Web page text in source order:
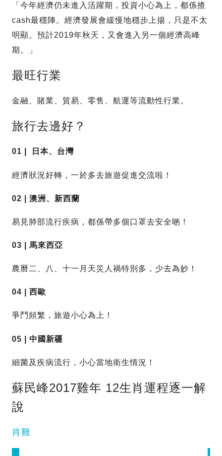
「今年經濟仍未進入活躍期，投資小心為上，都係揸
cash最穩陣。經濟發展會緩慢地穩步上揚，只是不太
明顯。預計2019年秋天，又會進入另一個經濟高峰
期。」
最旺行業
金融、賭業、貿易、零售、航運等流動性行業。
旅行去邊好？
01 | 日本、台灣
經濟狀況好轉，一於多去旅遊促進交流啦！
02 | 澳洲、新西蘭
易見肺部流行疾病，都係帶多個口罩去安全啲！
03 | 馬來西亞
農曆二、八、十一月天災人禍特別多，少去為妙！
04 | 西歐
爭鬥頻繁，旅遊小心為上！
05 | 中國新疆
細菌及疾病流行，小心當地衛生情況！
蘇民峰2017雞年 12生肖運程逐一解
說
肖雞